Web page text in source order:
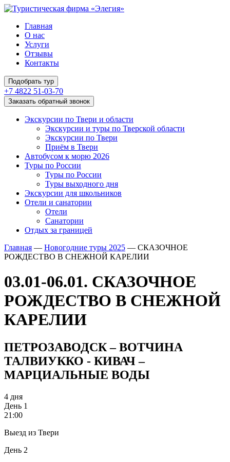
Главная
О нас
Услуги
Отзывы
Контакты
Подобрать тур
+7 4822 51-03-70
Заказать обратный звонок
Экскурсии по Твери и области
Экскурсии и туры по Тверской области
Экскурсии по Твери
Приём в Твери
Автобусом к морю 2026
Туры по России
Туры по России
Туры выходного дня
Экскурсии для школьников
Отели и санатории
Отели
Санатории
Отдых за границей
Главная — Новогодние туры 2025 — СКАЗОЧНОЕ
РОЖДЕСТВО В СНЕЖНОЙ КАРЕЛИИ
03.01-06.01. СКАЗОЧНОЕ
РОЖДЕСТВО В СНЕЖНОЙ
КАРЕЛИИ
ПЕТРОЗАВОДСК – ВОТЧИНА
ТАЛВИУККО - КИВАЧ –
МАРЦИАЛЬНЫЕ ВОДЫ
4 дня
День 1
21:00
Выезд из Твери
День 2